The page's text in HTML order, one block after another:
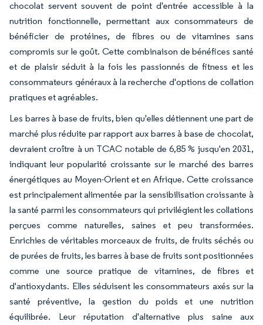
chocolat servent souvent de point d'entrée accessible à la
nutrition fonctionnelle, permettant aux consommateurs de
bénéficier de protéines, de fibres ou de vitamines sans
compromis sur le goût. Cette combinaison de bénéfices santé
et de plaisir séduit à la fois les passionnés de fitness et les
consommateurs généraux à la recherche d'options de collation
pratiques et agréables.
Les barres à base de fruits, bien qu'elles détiennent une part de
marché plus réduite par rapport aux barres à base de chocolat,
devraient croître à un TCAC notable de 6,85 % jusqu'en 2031,
indiquant leur popularité croissante sur le marché des barres
énergétiques au Moyen-Orient et en Afrique. Cette croissance
est principalement alimentée par la sensibilisation croissante à
la santé parmi les consommateurs qui privilégient les collations
perçues comme naturelles, saines et peu transformées.
Enrichies de véritables morceaux de fruits, de fruits séchés ou
de purées de fruits, les barres à base de fruits sont positionnées
comme une source pratique de vitamines, de fibres et
d'antioxydants. Elles séduisent les consommateurs axés sur la
santé préventive, la gestion du poids et une nutrition
équilibrée. Leur réputation d'alternative plus saine aux